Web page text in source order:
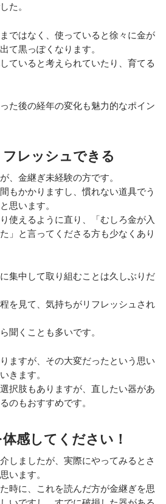
た。
ではなく、使っていると徐々に金が
て黒っぽくなります。
ていると考えられていたり、育てる
た後の経年の変化も魅力的なポイン
レッシュできる
、金継ぎ未経験の方です。
もかかりますし、慣れない道具でう
思います。
使えるように直り、「むしろ金が入
」と言ってくださる方も少なくあり
集中して取り組むことは久しぶりだ
を見て、気持ちがリフレッシュされ
聞くことも多いです。
ますが、その大変だったという思い
きます。
択肢もありますが、直したい器があ
のもおすすめです。
感してください！
しましたが、実際にやってみるとさ
います。
時に、これを読んだ方が金継ぎを思